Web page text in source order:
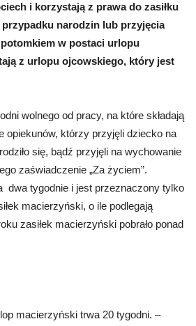
i korzystają z prawa do zasiłku
narodzin lub przyjęcia
w postaci urlopu
z urlopu ojcowskiego, który jest
wolnego od pracy, na które składają
opiekunów, którzy przyjęli dziecko na
się, bądź przyjęli na wychowanie
zaświadczenie „Za życiem”.
dwa tygodnie i jest przeznaczony tylko
macierzyński, o ile podlegają
zasiłek macierzyński pobrało ponad
macierzyński trwa 20 tygodni. –